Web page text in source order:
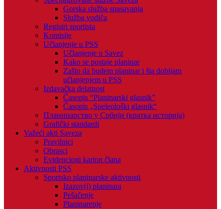
Gorska služba spasavanja
Služba vodiča
Registri sportista
Komisije
Učlanjenje u PSS
Učlanjenje u Savez
Kako se postaje planinar
Zašto da budem planinar i šta dobijam
učlanjenjem u PSS
Izdavačka delatnost
Časopis “Planinarski glasnik”
Časopis „Speleološki glasnik“
Планинарство у Србији (кратка историја)
Grafički standardi
Važeći akti Saveza
Pravilnici
Obrasci
Evidencioni karton člana
Aktivnosti PSS
Sportsko planinarske aktivnosti
Izazov(i) planinara
Pešačenje
Planinarenje